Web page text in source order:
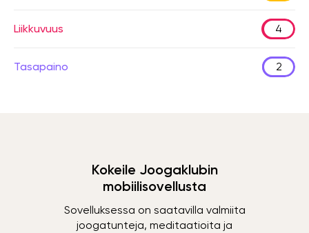
Liikkuvuus 4
Tasapaino 2
Kokeile Joogaklubin
mobiilisovellusta
Sovelluksessa on saatavilla valmiita
joogatunteja, meditaatioita ja